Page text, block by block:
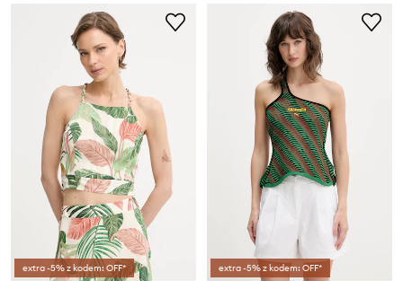
extra -5% z kodem: OFF* extra -5% z kodem: OFF*